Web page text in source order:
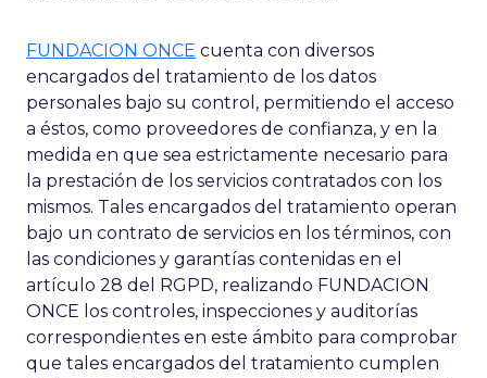
FUNDACION ONCE cuenta con diversos
encargados del tratamiento de los datos
personales bajo su control, permitiendo el acceso
a éstos, como proveedores de confianza, y en la
medida en que sea estrictamente necesario para
la prestación de los servicios contratados con los
mismos. Tales encargados del tratamiento operan
bajo un contrato de servicios en los términos, con
las condiciones y garantías contenidas en el
artículo 28 del RGPD, realizando FUNDACION
ONCE los controles, inspecciones y auditorías
correspondientes en este ámbito para comprobar
que tales encargados del tratamiento cumplen